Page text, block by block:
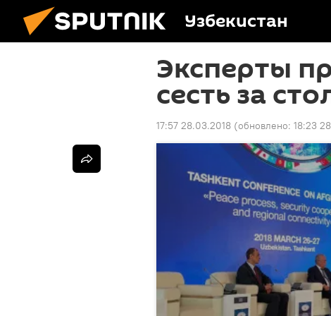
Узбекистан
Эксперты
сесть за
17:57 28.03.2018 (обновлено: 18:23